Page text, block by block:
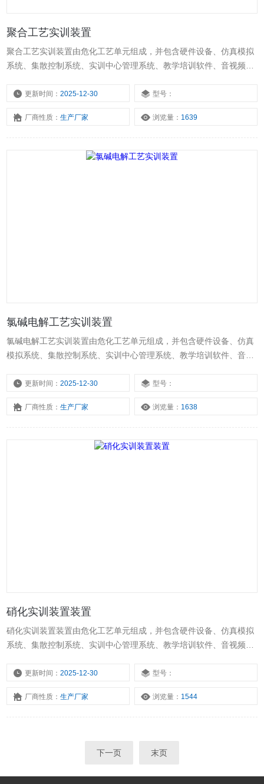
聚合工艺实训装置
聚合工艺实训装置由危化工艺单元组成，并包含硬件设备、仿真模拟
系统、集散控制系统、实训中心管理系统、教学培训软件、音视频和
更新时间：2025-12-30 型号：
厂商性质：生产厂家 浏览量： 1639
氯碱电解工艺实训装置
氯碱电解工艺实训装置由危化工艺单元组成，并包含硬件设备、仿真
模拟系统、集散控制系统、实训中心管理系统、教学培训软件、音视
更新时间：2025-12-30 型号：
厂商性质：生产厂家 浏览量： 1638
硝化实训装置装置
硝化实训装置装置由危化工艺单元组成，并包含硬件设备、仿真模拟
系统、集散控制系统、实训中心管理系统、教学培训软件、音视频和
更新时间：2025-12-30 型号：
厂商性质：生产厂家 浏览量： 1544
下一页 末页